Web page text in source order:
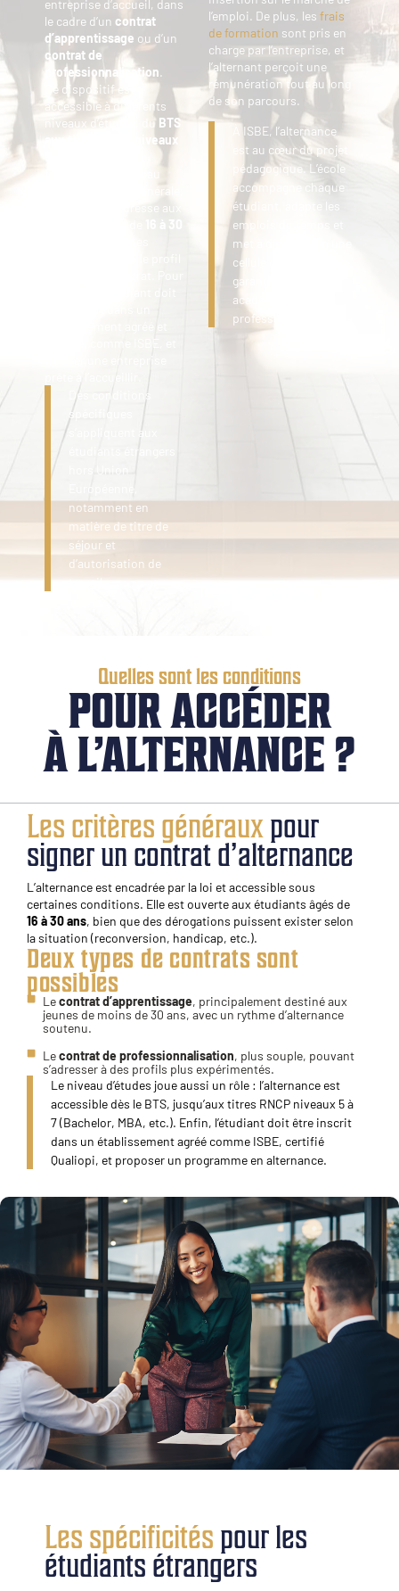
entreprise d’accueil, dans
le cadre d’un contrat
d’apprentissage ou d’un
contrat de
professionnalisation.
Ce dispositif est
accessible à différents
niveaux d’études, du BTS
aux titres RNCP niveaux
master. En règle générale,
l’alternance s’adresse aux
Des conditions
spécifiques
s’appliquent aux
étudiants étrangers
notamment en
matière de titre de
séjour et
d’autorisation de
travail.
l’emploi. De plus, les frais
de formation sont pris en
charge par l’entreprise, et
l’alternant perçoit une
rémunération tout au long
de son parcours.
À ISBE, l’alternance
est au cœur du projet
pédagogique. L’école
accompagne chaque
étudiant, adapte les
emplois du temps et
met à disposition une
cellule dédiée afin de
garantir la réussite
académique et
professionnelle.
Quelles sont les conditions
POUR ACCÉDER
À L’ALTERNANCE ?
Les critères généraux pour
signer un contrat d’alternance
L’alternance est encadrée par la loi et accessible sous
certaines conditions. Elle est ouverte aux étudiants âgés de
16 à 30 ans, bien que des dérogations puissent exister selon
la situation (reconversion, handicap, etc.).
Deux types de contrats sont
possibles
Lecontrat d’apprentissage, principalement destiné aux
jeunes de moins de 30 ans, avec un rythme d’alternance
soutenu.
Lecontrat de professionnalisation, plus souple, pouvant
s’adresser à des profils plus expérimentés.
Le niveau d’études joue aussi un rôle : l’alternance est
accessible dès le BTS, jusqu’aux titres RNCP niveaux 5 à
7 (Bachelor, MBA, etc.). Enfin, l’étudiant doit être inscrit
dans un établissement agréé comme ISBE, certifié
Qualiopi, et proposer un programme en alternance.
Les spécificités pour les
étudiants étrangers